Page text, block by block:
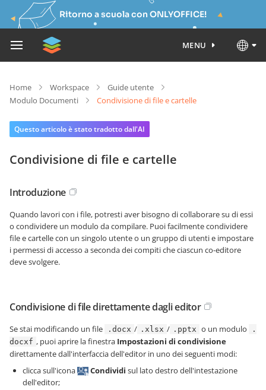
Ritorno a scuola con ONLYOFFICE!
MENU
Home Workspace
Guide utente
Modulo Documenti
Condivisione di file e cartelle
Questo articolo è stato tradotto dall'AI
Condivisione di file e cartelle
Introduzione
Quando lavori con i file, potresti aver bisogno di collaborare su di essi
o condividere un modulo da compilare. Puoi facilmente condividere
file e cartelle con un singolo utente o un gruppo di utenti e impostare
i permessi di accesso a seconda dei compiti che ciascun co-editore
deve svolgere.
Condivisione di file direttamente dagli editor
Se stai modificando un file .docx / .xlsx / .pptx o un modulo
.
docxf , puoi aprire la finestra Impostazioni di condivisione
direttamente dall'interfaccia dell'editor in uno dei seguenti modi:
clicca sull'icona
Condividi sul lato destro dell'intestazione
dell'editor;